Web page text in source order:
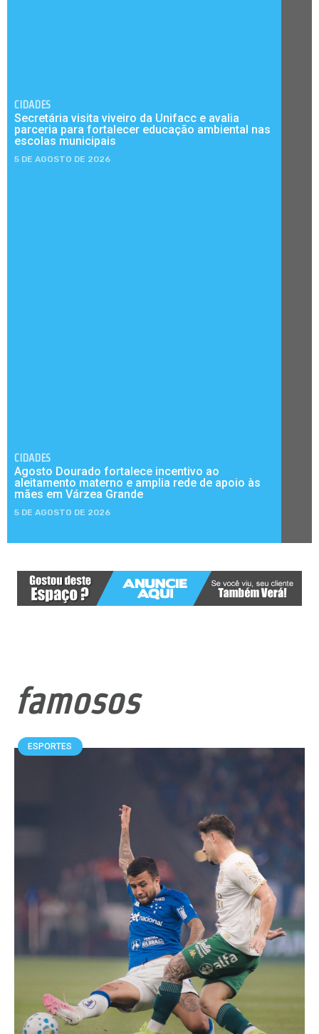
CIDADES
Secretária visita viveiro da Unifacc e avalia
parceria para fortalecer educação ambiental nas
escolas municipais
5 DE AGOSTO DE 2026
CIDADES
Agosto Dourado fortalece incentivo ao
aleitamento materno e amplia rede de apoio às
mães em Várzea Grande
5 DE AGOSTO DE 2026
famosos
ESPORTES